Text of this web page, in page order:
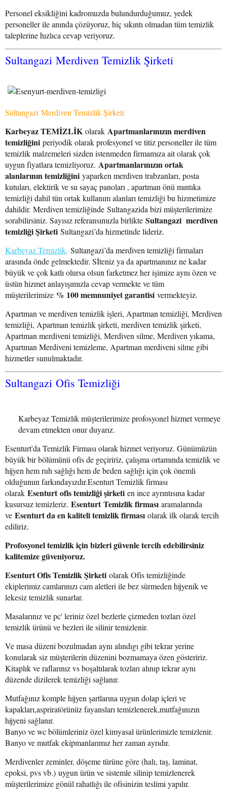
Personel eksikliğini kadromuzda bulundurduğumuz, yedek
personeller ile anında çözüyoruz, hiç sıkıntı olmadan tüm temizlik
taleplerine hızlıca cevap veriyoruz.
Sultangazi Merdiven Temizlik Şirketi
Sultangazi Merdiven Temizlik Şirketi
Karbeyaz TEMİZLİK olarak Apartmanlarınızın merdiven
temizliğini periyodik olarak profesyonel ve titiz personeller ile tüm
temizlik malzemeleri sizden istenmeden firmamıza ait olarak çok
uygun fiyatlara temizliyoruz. Apartmanlarınızın ortak
alanlarının temizliğini yaparken merdiven trabzanları, posta
kutuları, elektirik ve su sayaç panoları , apartman önü mıntıka
temizliği dahil tün ortak kullanım alanları temizliği bu hizmetimize
dahildir. Merdiven temizliğinde Sultangazida bizi müşterilerimize
sorabilirsiniz. Sayısız referansımızla birlikte Sultangazi merdiven
temizliği Şirketi Sultangazi’da hizmetinde lideriz.
Karbeyaz Temizlik, Sultangazi’da merdiven temizliği firmaları
arasında önde gelmektedir. Sİteniz ya da apartmanınız ne kadar
büyük ve çok katlı olursa olsun farketmez her işimize aynı özen ve
üstün hizmet anlayışımızla cevap vermekte ve tüm
müşterilerimize % 100 memnuniyet garantisi vermekteyiz.
Apartman ve merdiven temizlik işleri, Apartman temizliği, Merdiven
temizliği, Apartman temizlik şirketi, merdiven temizlik şirketi,
Apartman merdiveni temizliği, Merdiven silme, Merdiven yıkama,
Apartman Merdiveni temizleme, Apartman merdiveni silme gibi
hizmetler sunulmaktadır.
Sultangazi Ofis Temizliği
Karbeyaz Temizlik müşterilerimize profosyonel hizmet vermeye
devam etmekten onur duyarız.
Esenturt'da Temizlik Firması olarak hizmet veriyoruz. Günümüzün
büyük bir bölümünü ofis de geçiririz, çalışma ortamında temizlik ve
hijyen hem ruh sağlığı hem de beden sağlığı için çok önemli
olduğunun farkındayızdır.Esenturt Temizlik firması
olarak Esenturt ofis temizliği şirketi en ince ayrıntısına kadar
kusursuz temizleriz. Esenturt Temizlik firması aramalarında
ve Esenturt da en kaliteli temizlik firması olarak ilk olarak tercih
ediliriz.
Profosyonel temizlik için bizleri güvenle tercih edebilirsiniz
kalitemize güveniyoruz.
Esenturt Ofis Temizlik Şirketi olarak Ofis temizliğinde
ekiplerimiz camlarınızı cam aletleri ile bez sürmeden hijyenik ve
lekesiz temizlik sunarlar.
Masalarınız ve pc' leriniz özel bezlerle çizmeden tozları özel
temizlik ürünü ve bezleri ile silinir temizlenir.
Ve masa düzeni bozulmadan aynı alındıgı gibi tekrar yerine
konularak siz müşterilerin düzenini bozmamaya özen gösteririz.
Kitaplık ve raflarınız vs boşaltılarak tozları alınıp tekrar aynı
düzende dizilerek temizliği sağlanır.
Mutfağınız komple hijyen şartlarına uygun dolap içleri ve
kapakları,aspriratörünüz fayansları temizlenerek,mutfağınızın
hijyeni sağlanır.
Banyo ve wc bölümleriniz özel kimyasal ürünlerimizle temizlenir.
Banyo ve mutfak ekipmanlarımız her zaman ayrıdır.
Merdivenler zeminler, döşeme türüne göre (halı, taş, laminat,
epoksi, pvs vb.) uygun ürün ve sistemle silinip temizlenerek
müşterilerimize gönül rahatlığı ile ofisinizin teslimi yapılır.